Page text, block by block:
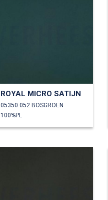
ROYAL MICRO SATIJN
05350.052 BOSGROEN
100%PL